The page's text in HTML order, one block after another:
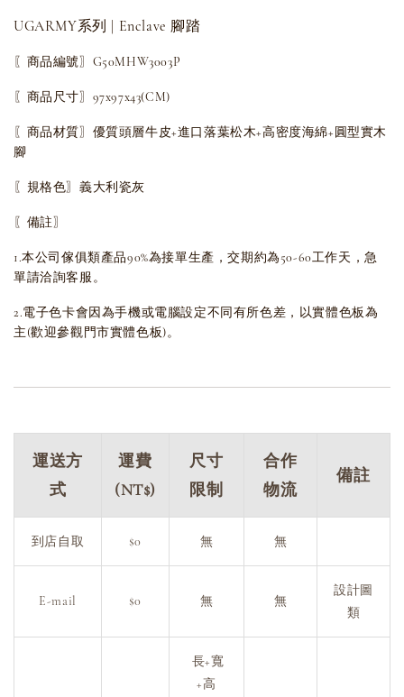
UGARMY系列 | Enclave 腳踏
〖商品編號〗G50MHW3003P
〖商品尺寸〗97x97x43(CM)
〖商品材質〗優質頭層牛皮+進口落葉松木+高密度海綿+圓型實木
腳
〖規格色〗義大利瓷灰
〖備註〗
1.本公司傢俱類產品90%為接單生產，交期約為50-60工作天，急
單請洽詢客服。
2.電子色卡會因為手機或電腦設定不同有所色差，以實體色板為
主(歡迎參觀門市實體色板)。
運送方
式
運費
(NT$)
尺寸
限制
合作
物流
備註
到店自取 $0 無 無
E-mail $0 無 無
設計圖
類
長+寬
+高